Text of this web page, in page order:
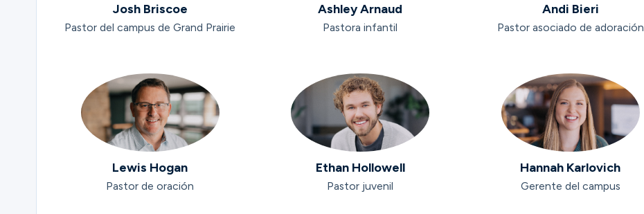
Josh Briscoe
Pastor del campus de Grand Prairie
Ashley Arnaud
Pastora infantil
Andi Bieri
Pastor asociado de adoración
Lewis Hogan
Pastor de oración
Ethan Hollowell
Pastor juvenil
Hannah Karlovich
Gerente del campus